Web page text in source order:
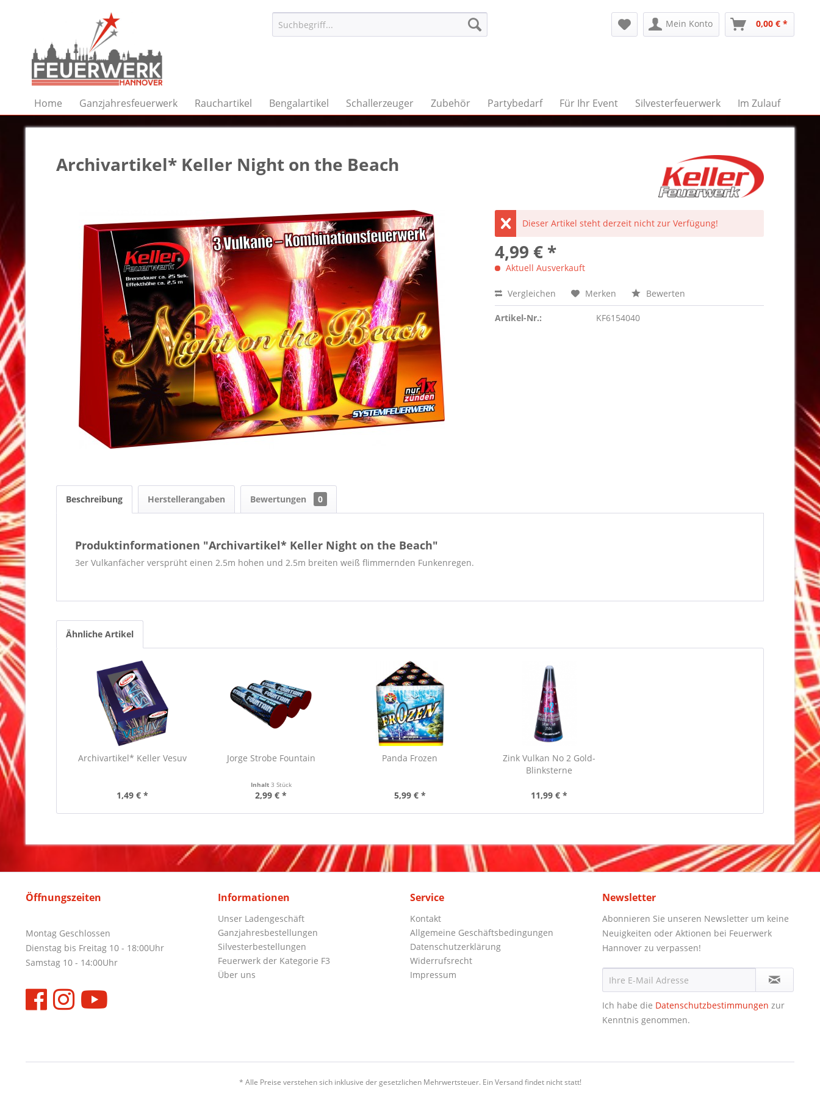
Mein Konto 0,00 € *
Home Ganzjahresfeuerwerk Rauchartikel Bengalartikel Schallerzeuger Zubehör Partybedarf Für Ihr Event Silvesterfeuerwerk Im Zulauf
Archivartikel* Keller Night on the Beach
Dieser Artikel steht derzeit nicht zur Verfügung!
4,99 € *
Aktuell Ausverkauft
Vergleichen Merken Bewerten
Artikel-Nr.: KF6154040
Beschreibung Herstellerangaben Bewertungen 0
Produktinformationen "Archivartikel* Keller Night on the Beach"
3er Vulkanfächer versprüht einen 2.5m hohen und 2.5m breiten weiß flimmernden Funkenregen.
Ähnliche Artikel
Archivartikel* Keller Vesuv
1,49 € *
Jorge Strobe Fountain
Inhalt 3 Stück
2,99 € *
Panda Frozen
5,99 € *
Zink Vulkan No 2 Gold-
Blinksterne
11,99 € *
Öffnungszeiten
Montag Geschlossen
Dienstag bis Freitag 10 - 18:00Uhr
Samstag 10 - 14:00Uhr
Informationen
Unser Ladengeschäft
Ganzjahresbestellungen
Silvesterbestellungen
Feuerwerk der Kategorie F3
Über uns
Service
Kontakt
Allgemeine Geschäftsbedingungen
Datenschutzerklärung
Widerrufsrecht
Impressum
Newsletter
Abonnieren Sie unseren Newsletter um keine
Neuigkeiten oder Aktionen bei Feuerwerk
Hannover zu verpassen!
Ich habe die Datenschutzbestimmungen zur
Kenntnis genommen.
* Alle Preise verstehen sich inklusive der gesetzlichen Mehrwertsteuer. Ein Versand findet nicht statt!